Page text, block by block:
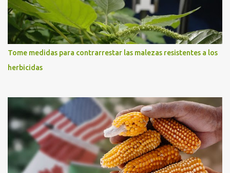
Tome medidas para contrarrestar las malezas resistentes a los
herbicidas